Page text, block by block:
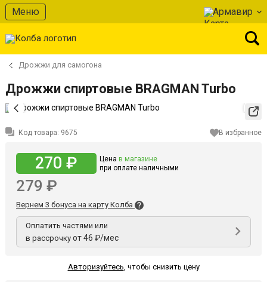
Меню Армавир
Дрожжи для самогона
Дрожжи спиртовые BRAGMAN Turbo
Код товара: 9675 В избранное
270 ₽ Цена в магазине
при оплате наличными
279 ₽
Вернем 3 бонуса на карту Колба
Оплатить частями или
в рассрочку от 46 ₽/мес
Авторизуйтесь, чтобы снизить цену